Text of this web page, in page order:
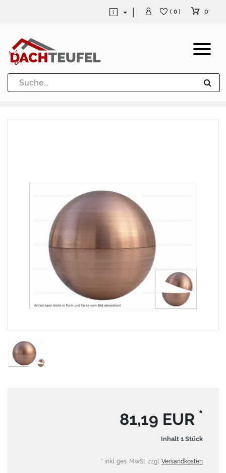
Dachrinne und Fallrohre
Werkzeuge und Löttechnik
( 0 ) 0
81,19 EUR *
Inhalt 1 Stück
* inkl. ges. MwSt. zzgl. Versandkosten